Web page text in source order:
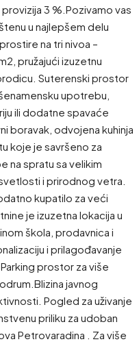
3 %.Pozivamo vas
u najlepšem delu
na tri nivoa –
pružajući izuzetnu
Suterenski prostor
upotrebu,
ili dodatne spavaće
boravak, odvojena kuhinja
koje je savršeno za
na spratu sa velikim
i prirodnog vetra.
kupatilo za veći
je izuzetna lokacija u
škola, prodavnica i
i prilagođavanje
prostor za više
javnog
Pogled za uživanje
priliku za udoban
Petrovaradina . Za više